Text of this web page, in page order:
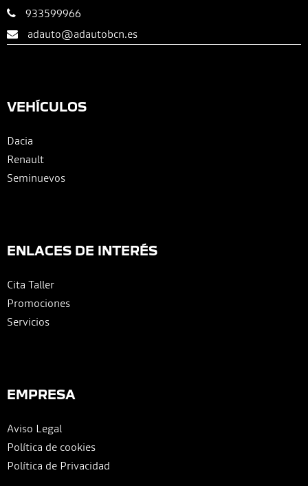
933599966
adauto@adautobcn.es
VEHÍCULOS
Dacia
Renault
Seminuevos
ENLACES DE INTERÉS
Cita Taller
Promociones
Servicios
EMPRESA
Aviso Legal
Política de cookies
Política de Privacidad